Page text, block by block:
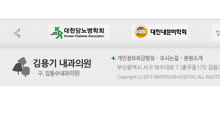
병원은 개인정
는 귀하의 개
다만, 수집목
법령의 규정에